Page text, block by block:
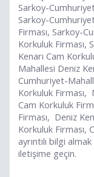
Sarkoy-
Sarkoy-
Firması, Sarkoy-
Korkuluk Firması,
Kenarı Cam
Mahallesi Deniz
Cumhuriyet-
Korkuluk Firması,
Cam Korkuluk
Firması, Deniz
Korkuluk Firması,
ayrıntılı bilgi
iletişime geçin.